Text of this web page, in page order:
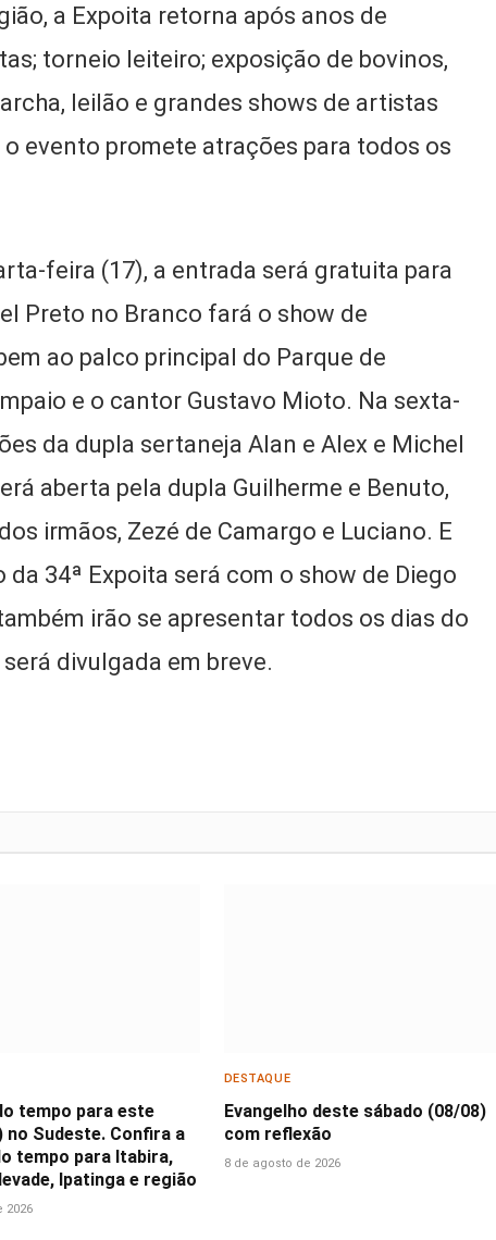
a Expoita retorna após anos de
torneio leiteiro; exposição de bovinos,
leilão e grandes shows de artistas
evento promete atrações para todos os
feira (17), a entrada será gratuita para
Preto no Branco fará o show de
ao palco principal do Parque de
e o cantor Gustavo Mioto. Na sexta-
da dupla sertaneja Alan e Alex e Michel
aberta pela dupla Guilherme e Benuto,
irmãos, Zezé de Camargo e Luciano. E
34ª Expoita será com o show de Diego
irão se apresentar todos os dias do
divulgada em breve.
tempo para este
no Sudeste. Confira a
tempo para Itabira,
Ipatinga e região
2026
DESTAQUE
Evangelho deste sábado (08/08)
com reflexão
8 de agosto de 2026